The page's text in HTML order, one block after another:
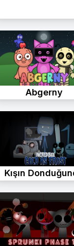
Abgerny
Kışın